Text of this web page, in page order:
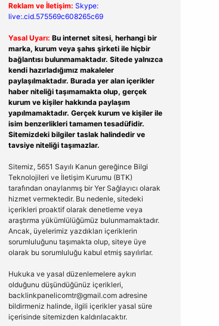
Reklam ve İletişim: Skype:
live:.cid.575569c608265c69
Yasal Uyarı: Bu internet sitesi, herhangi bir
marka, kurum veya şahıs şirketi ile hiçbir
bağlantısı bulunmamaktadır. Sitede yalnızca
kendi hazırladığımız makaleler
paylaşılmaktadır. Burada yer alan içerikler
haber niteliği taşımamakta olup, gerçek
kurum ve kişiler hakkında paylaşım
yapılmamaktadır. Gerçek kurum ve kişiler ile
isim benzerlikleri tamamen tesadüfidir.
Sitemizdeki bilgiler taslak halindedir ve
tavsiye niteliği taşımazlar.
Sitemiz, 5651 Sayılı Kanun gereğince Bilgi
Teknolojileri ve İletişim Kurumu (BTK)
tarafından onaylanmış bir Yer Sağlayıcı olarak
hizmet vermektedir. Bu nedenle, sitedeki
içerikleri proaktif olarak denetleme veya
araştırma yükümlülüğümüz bulunmamaktadır.
Ancak, üyelerimiz yazdıkları içeriklerin
sorumluluğunu taşımakta olup, siteye üye
olarak bu sorumluluğu kabul etmiş sayılırlar.
Hukuka ve yasal düzenlemelere aykırı
olduğunu düşündüğünüz içerikleri,
backlinkpanelicomtr@gmail.comadresine
bildirmeniz halinde, ilgili içerikler yasal süre
içerisinde sitemizden kaldırılacaktır.